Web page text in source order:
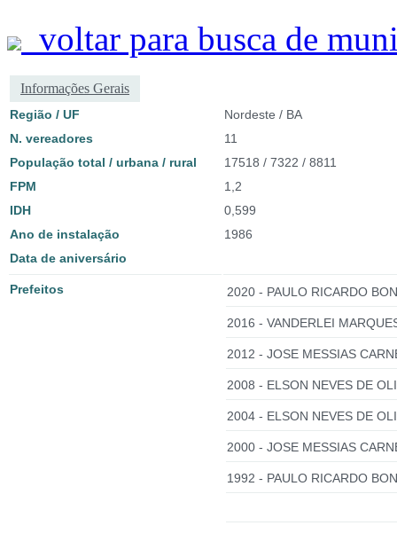
voltar para busca de
Informações Gerais
Região / UF
Nordeste / BA
N. vereadores
11
População total / urbana / rural
17518 / 7322 / 8811
FPM
1,2
IDH
0,599
Ano de instalação
1986
Data de aniversário
Prefeitos 2020 - PAULO RICARDO
2016 - VANDERLEI
2012 - JOSE MESSIAS
2008 - ELSON NEVES DE
2004 - ELSON NEVES DE
2000 - JOSE MESSIAS
1992 - PAULO RICARDO